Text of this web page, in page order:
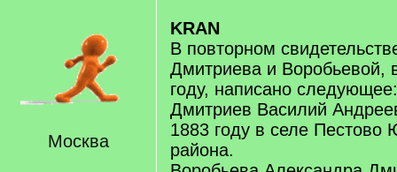
Москва
KRAN
В повторном
Дмитриева и Воробьевой,
году, написано следующее:
Дмитриев Василий
1883 году в селе Пестово
района.